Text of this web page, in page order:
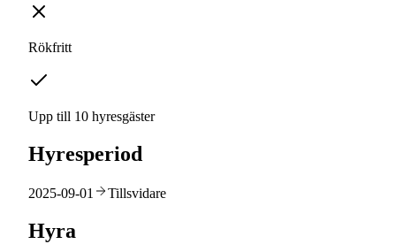
Rökfritt
Upp till 10 hyresgäster
Hyresperiod
2025-09-01 Tillsvidare
Hyra